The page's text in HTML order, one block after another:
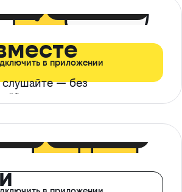
слушайте — без
в приложении